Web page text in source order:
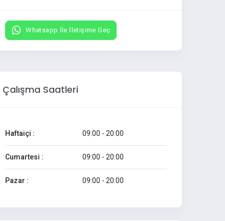
Whatsapp İle İletişime Geç
Çalışma Saatleri
Haftaiçi : 09:00 - 20:00
Cumartesi : 09:00 - 20:00
Pazar : 09:00 - 20:00